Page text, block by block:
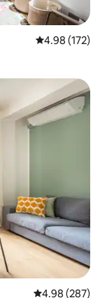
औसत रेटिंग 5 में से
4.98 (172)
औसत रेटिंग 5 में से
4.98 (287)